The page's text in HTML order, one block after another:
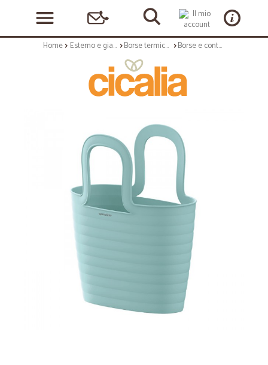
Home Esterno e giardino Borse termiche Borse e contenitori termici: Ecobeach borsa verde salvia